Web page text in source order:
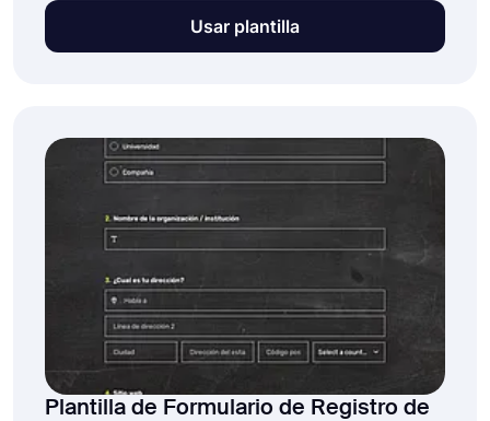
na creche está sempre entre as melhores
opções. Crie seu formulário escolhendo o
Usar plantilla
Plantilla de Formulario de Registro de